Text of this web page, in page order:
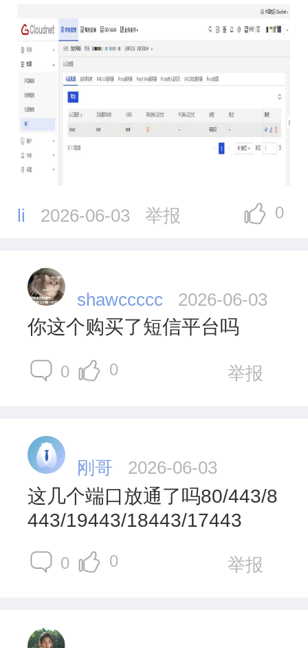
li 2026-06-03 举报 0
shawccccc 2026-06-03
你这个购买了短信平台吗
0 0 举报
刚哥 2026-06-03
这几个端口放通了吗80/443/8
443/19443/18443/17443
0 0 举报